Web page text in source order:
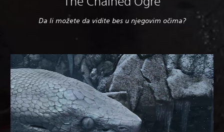
Da li možete da vidite bes u njegovim očima?